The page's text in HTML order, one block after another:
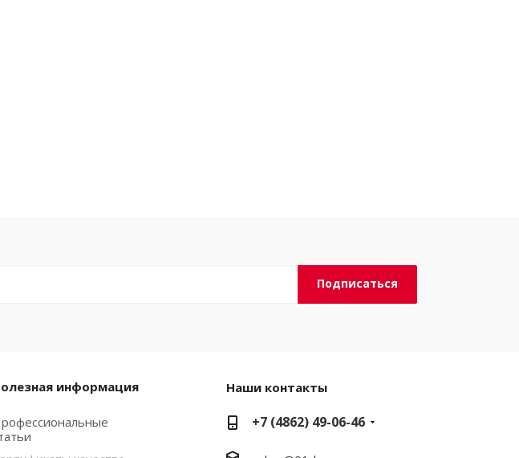
информация Наши контакты
+7 (4862) 49-06-46